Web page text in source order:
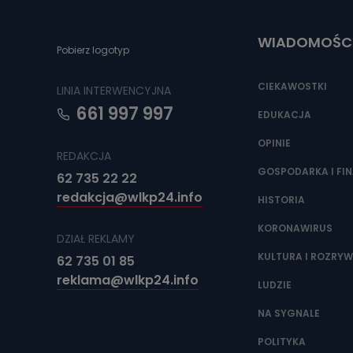
Jakie
Państwa (lub
źródeł
oraz partnerzy
Jak
Można to
Pobierz logotyp
LINIA INTERWENCYJNA
661 997 997
REDAKCJA
62 735 22 22
redakcja@wlkp24.info
DZIAŁ REKLAMY
62 735 01 85
reklama@wlkp24.info
CIEKAWOSTKI
EDUKACJA
OPINIE
GOSPODARKA I
HISTORIA
KORONAWIRUS
KULTURA I
LUDZIE
NA SYGNALE
POLITYKA